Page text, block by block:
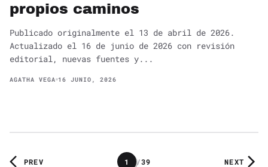
propios caminos
Publicado originalmente el 13 de abril de 2026.
Actualizado el 16 de junio de 2026 con revisión
editorial, nuevas fuentes y...
AGATHA VEGA 16 JUNIO, 2026
PREV 1 /39 NEXT